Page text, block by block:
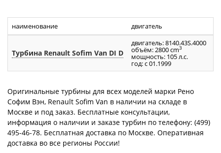
наименование двигатель
Турбина Renault Sofim Van DI D
двигатель: 8140.43S.4000
объём: 2800 cm3
мощность: 105 л.с.
год: с 01.1999
Оригинальные турбины для всех моделей марки Рено
Софим Вэн, Renault Sofim Van в наличии на складе в
Москве и под заказ. Бесплатные консультации,
информация о наличии и заказе турбин по телефону: (499)
495-46-78. Бесплатная доставка по Москве. Оперативная
доставка во все регионы России!